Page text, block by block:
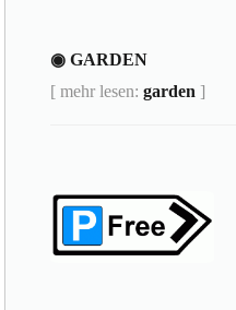
◉ GARDEN
[ mehr lesen:garden ]